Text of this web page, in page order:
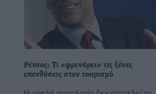
Ρέτσος: Τι «φρενάρει» τις ξένες
επενδύσεις στον τουρισμό